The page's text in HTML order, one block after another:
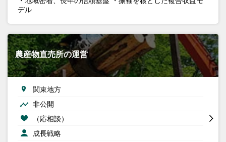
デル
農産物直売所の運営
関東地方
非公開
（応相談）
成長戦略